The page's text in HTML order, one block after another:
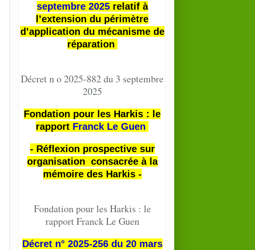
septembre 2025relatif à
l’extension du périmètre
d’application du mécanisme de
réparation
Décret n o 2025-882 du 3 septembre
2025
Fondation pour les Harkis : le
rapport Franck Le Guen
- Réflexion prospective sur
organisation consacrée à la
mémoire des Harkis -
Fondation pour les Harkis : le
rapport Franck Le Guen
Décret n° 2025-256 du 20 mars